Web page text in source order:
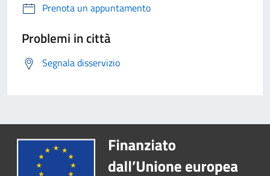
Prenota un appuntamento
Problemi in città
Segnala disservizio